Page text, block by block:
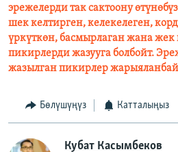
эрежелерди так сактоону
шек келтирген, келекелеген,
үркүткөн, басмырлаган жана жек
пикирлерди жазууга болбойт.
жазылган пикирлер
Бөлүшүңүз Катталыңыз
Кубат Касымбеков